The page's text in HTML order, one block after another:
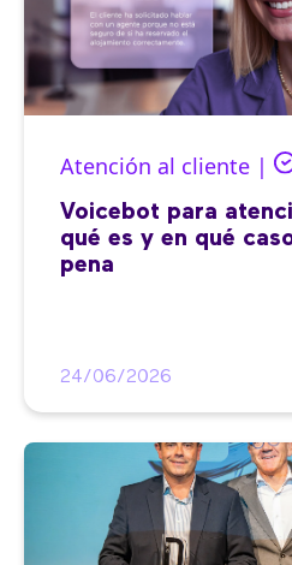
Atención al cliente |
Voicebot para
qué es y en qué
pena
24/06/2026